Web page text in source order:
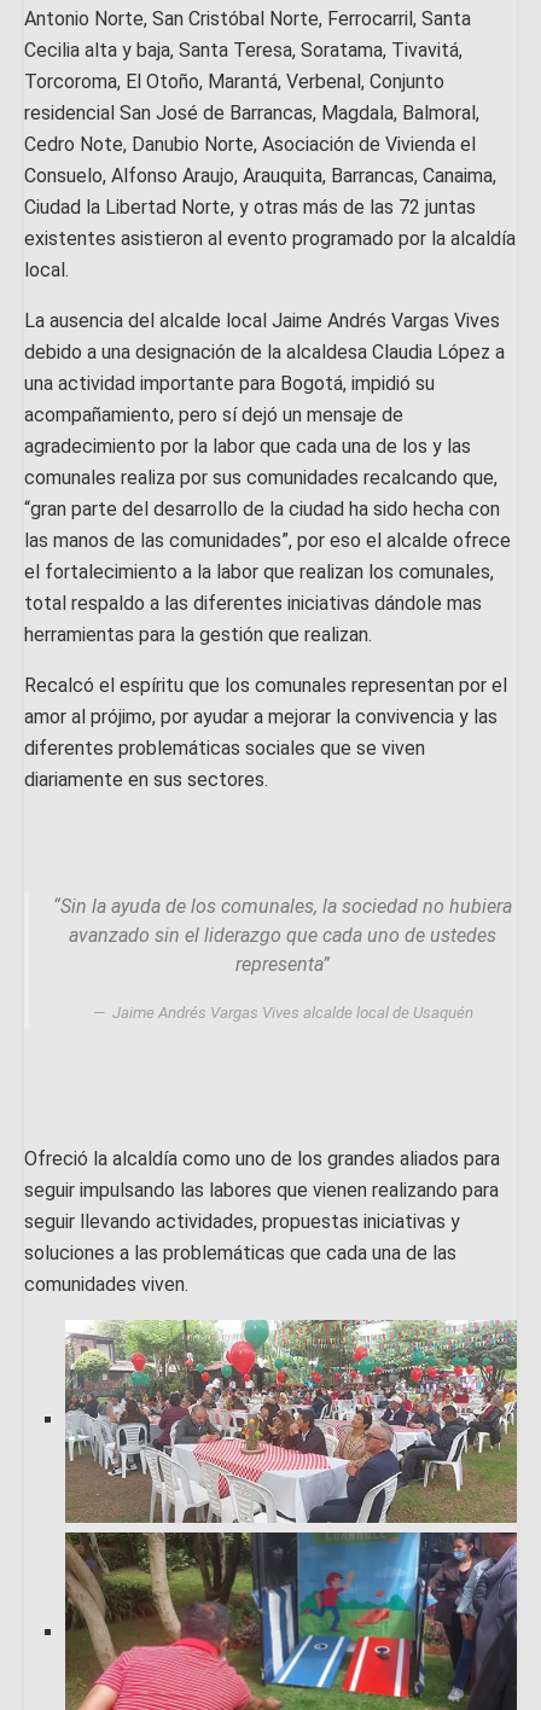
Antonio Norte, San Cristóbal Norte, Ferrocarril, Santa
Cecilia alta y baja, Santa Teresa, Soratama, Tivavitá,
Torcoroma, El Otoño, Marantá, Verbenal, Conjunto
residencial San José de Barrancas, Magdala, Balmoral,
Cedro Note, Danubio Norte, Asociación de Vivienda el
Consuelo, Alfonso Araujo, Arauquita, Barrancas, Canaima,
Ciudad la Libertad Norte, y otras más de las 72 juntas
existentes asistieron al evento programado por la alcaldía
local.
La ausencia del alcalde local Jaime Andrés Vargas Vives
debido a una designación de la alcaldesa Claudia López a
una actividad importante para Bogotá, impidió su
acompañamiento, pero sí dejó un mensaje de
agradecimiento por la labor que cada una de los y las
comunales realiza por sus comunidades recalcando que,
“gran parte del desarrollo de la ciudad ha sido hecha con
las manos de las comunidades”, por eso el alcalde ofrece
el fortalecimiento a la labor que realizan los comunales,
total respaldo a las diferentes iniciativas dándole mas
herramientas para la gestión que realizan.
Recalcó el espíritu que los comunales representan por el
amor al prójimo, por ayudar a mejorar la convivencia y las
diferentes problemáticas sociales que se viven
diariamente en sus sectores.
“Sin la ayuda de los comunales, la sociedad no hubiera
avanzado sin el liderazgo que cada uno de ustedes
representa”
Jaime Andrés Vargas Vives alcalde local de Usaquén
Ofreció la alcaldía como uno de los grandes aliados para
seguir impulsando las labores que vienen realizando para
seguir llevando actividades, propuestas iniciativas y
soluciones a las problemáticas que cada una de las
comunidades viven.